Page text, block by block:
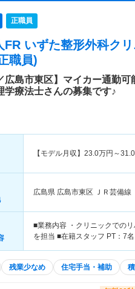
正職員
FR いずた整形外科ク
職員)
広島市東区】マイカー通勤
学療法士さんの募集です♪
【モデル月収】 23.0万円～31.0
広島県 広島市東区 ＪＲ芸備線
■業務内容 ・クリニックでの
を担当 ■在籍スタッフ PT：7
残業少なめ 住宅手当・補助